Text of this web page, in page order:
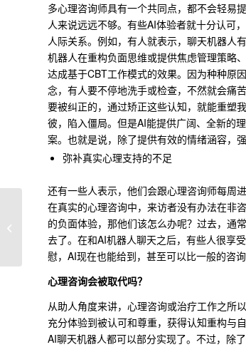
多心理咨询师具有一个共同点，都不会轻易
人来说远远不够。有些AI体验者就十分认可
人际关系。例如，有人就表示，聊天机器人
机器人在重构负面思维或提供焦虑管理策略
达成基于CBT工作模式的效果。因为种种原
念，有人要不停地洗手或检查，不然就会痛
要被纠正的，通过矫正这些认知，就能重塑
彼，陷入僵局。但是AI能提供广阔、全新的
案。 也就是说，除了提供有效的情绪涵容，
弥补真实心理支持的不足
还有一些人表示，他们会跟心理咨询师每周
在真实的心理咨询中，来访者没有办法在非
的负面体验，那他们该怎么办呢？过去，通
去了。在和AI机器人聊天之后，有些人很享
慰，AI现在也能给到，甚至可以比一般的咨
心理咨询会被取代吗？
从助人角度来讲，心理咨询或治疗工作之
充分体验到被认可和尊重，获得认知重构与
AI聊天机器人都可以部分实现了。不过，除
厌学的背后，是心在呼